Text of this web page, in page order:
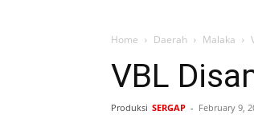
Home Daerah Malaka
VBL
Produksi SERGAP - February 9,